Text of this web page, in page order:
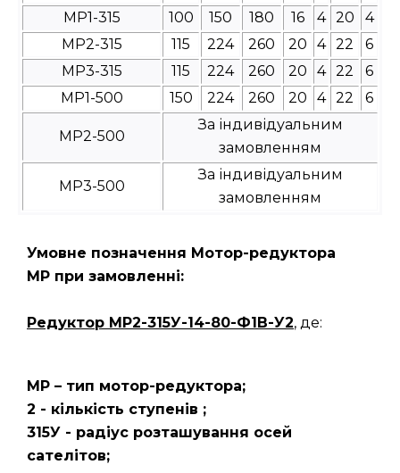
МР1-315 100 150 180 16 4 20
4
МР2-315
115 224 260 20 4 22
6
МР3-315
115 224 260 20 4 22
6
МР1-500
150 224 260 20 4 22 6
МР2-500
За індивідуальним
замовленням
МР3-500
За індивідуальним
замовленням
Умовне позначення Мотор-редуктора
МР при замовленні:
Редуктор МР2-315У-14-80-Ф1В-У2, де:
МР – тип мотор-редуктора;
2 - кількість ступенів ;
315У - радіус розташування осей
сателітов;